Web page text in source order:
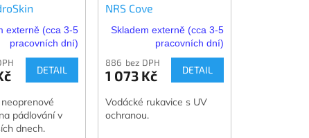
externě (cca 3-5
pracovních dní)
DETAIL
pádlování v
dnech.
NRS Cove
Skladem externě (cca 3-5
pracovních dní)
886 bez DPH
1 073 Kč DETAIL
Vodácké rukavice s UV
ochranou.